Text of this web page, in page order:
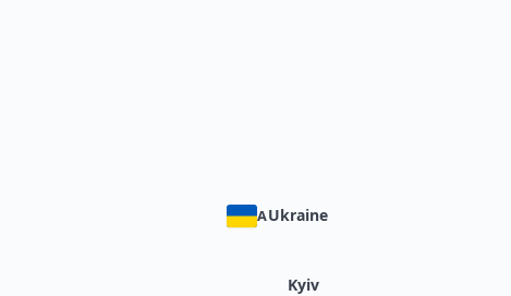
AUkraine
Kyiv